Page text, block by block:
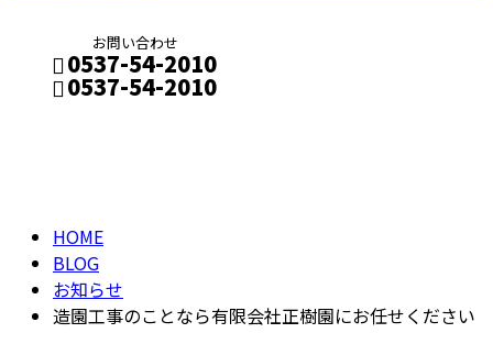
お問い合わせ
0537-54-2010
0537-54-2010
HOME
BLOG
お知らせ
造園工事のことなら有限会社正樹園にお任せください